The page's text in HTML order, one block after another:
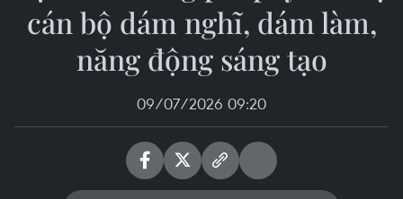
cán bộ dám nghĩ, dám làm,
năng động sáng tạo
09/07/2026 09:20